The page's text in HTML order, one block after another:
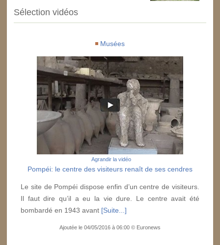
Sélection vidéos
Musées
Agrandir la vidéo
Pompéi: le centre des visiteurs renaît de ses cendres
Le site de Pompéi dispose enfin d’un centre de visiteurs.
Il faut dire qu’il a eu la vie dure. Le centre avait été
bombardé en 1943 avant [Suite...]
Ajoutée le 04/05/2016 à 06:00 © Euronews